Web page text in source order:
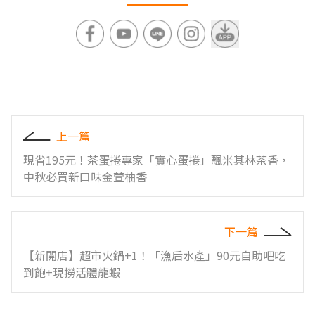
上一篇
現省195元！茶蛋捲專家「實心蛋捲」飄米其林茶香，
中秋必買新口味金萱柚香
下一篇
【新開店】超市火鍋+1！「漁后水產」90元自助吧吃
到飽+現撈活體龍蝦